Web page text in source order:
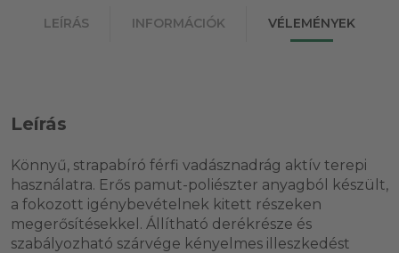
LEÍRÁS INFORMÁCIÓK VÉLEMÉNYEK
Leírás
Könnyű, strapabíró férfi vadásznadrág aktív terepi
használatra. Erős pamut-poliészter anyagból készült,
a fokozott igénybevételnek kitett részeken
megerősítésekkel. Állítható derékrésze és
szabályozható szárvége kényelmes illeszkedést